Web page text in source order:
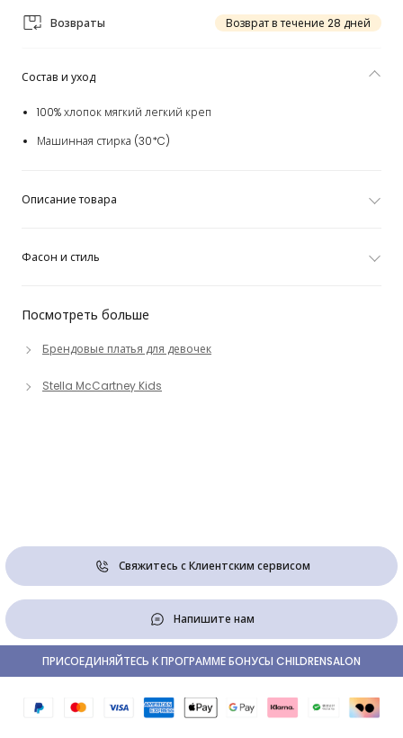
Возвраты Возврат в течение 28 дней
Посмотреть больше
Брендовые платья для девочек
Stella McCartney Kids
Состав и уход
100% хлопок мягкий легкий креп
Машинная стирка (30*C)
Описание товара
Фасон и стиль
Свяжитесь с Клиентским сервисом
Напишите нам
ПРИСОЕДИНЯЙТЕСЬ К ПРОГРАММЕ БОНУСЫ CHILDRENSALON